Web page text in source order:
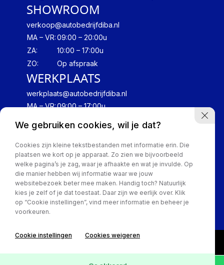
SHOWROOM
verkoop@autobedrijfdiba.nl
MA – VR:09:00 – 20:00u
ZA:
10:00 – 17:00u
ZO:
Op afspraak
WERKPLAATS
werkplaats@autobedrijfdiba.nl
MA – VR:09:00 – 17:00u
Privacy Policy
We gebruiken cookies, wil je dat?
Cookies zijn kleine tekstbestanden met informatie erin. Die
plaatsen we kort op je apparaat. Zo zien we bijvoorbeeld
welke pagina’s je zag, waar je afhaakte en wat je invulde. Op
die manier hebben wij informatie waar we jouw
websitebezoek beter mee maken. Handig toch? Natuurlijk
kies je zelf of je dat toestaat. Daar zijn we eerlijk over. Klik
op “Cookie instellingen”, vind meer informatie en beheer je
voorkeuren.
Cookie instellingen Cookies weigeren